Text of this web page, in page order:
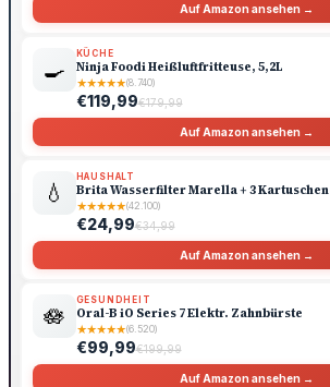
Auf Amazon ansehen →
🍳
KÜCHE
Ninja Foodi Heißluftfritteuse, 5,2L
★★★★★(8.740)
€119,99€179,99
Auf Amazon ansehen →
💧
HAUSHALT
Brita Wasserfilter Marella + 3 Kartuschen
★★★★★(42.100)
€24,99€34,99
Auf Amazon ansehen →
🪷
GESUNDHEIT
Oral-B iO Series 7 Elektr. Zahnbürste
★★★★★(6.520)
€99,99€199,99
Auf Amazon ansehen →